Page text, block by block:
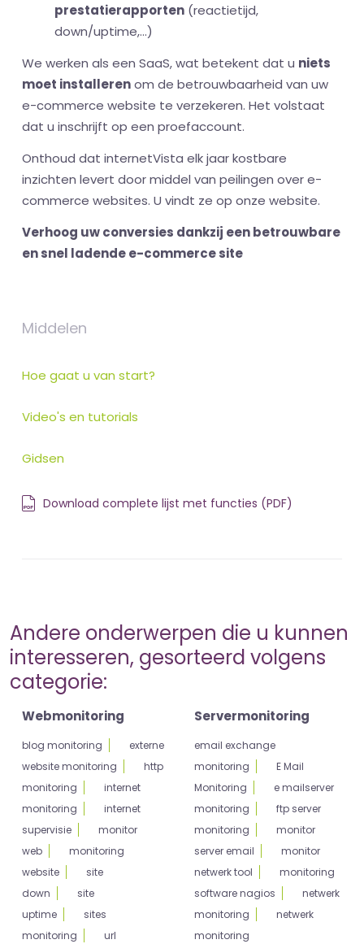
prestatierapporten (reactietijd,
down/uptime,...)
We werken als een SaaS, wat betekent dat u niets
moet installerenom de betrouwbaarheid van uw
e-commerce website te verzekeren. Het volstaat
dat u inschrijft op een proefaccount.
Onthoud dat internetVista elk jaar kostbare
inzichten levert door middel van peilingen over e-
commerce websites. U vindt ze op onze website.
Verhoog uw conversies dankzij een betrouwbare
en snel ladende e-commerce site
Middelen
Hoe gaat u van start?
Video's en tutorials
Gidsen
Download complete lijst met functies (PDF)
Andere onderwerpen die u kunnen
interesseren, gesorteerd volgens
categorie:
Webmonitoring
blog monitoring
externe
website monitoring
http
monitoring
internet
monitoring
internet
supervisie
monitor
web
monitoring
website
site
down
site
uptime
sites
monitoring
url
Servermonitoring
email exchange
monitoring
E Mail
Monitoring
e mailserver
monitoring
ftp server
monitoring
monitor
server email
monitor
netwerk tool
monitoring
software nagios
netwerk
monitoring
netwerk
monitoring